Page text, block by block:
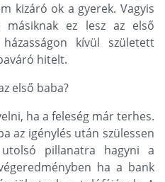
kizáró ok a gyerek. Vagyis
ez lesz az első
kívül született
hitelt.
első baba?
ha a feleség már terhes.
az igénylés után szülessen
pillanatra hagyni a
ha a bank